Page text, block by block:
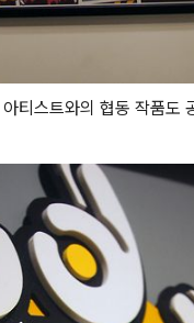
티스트와의 협동 작품도